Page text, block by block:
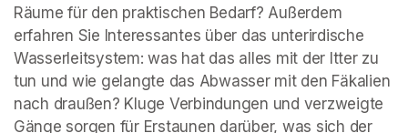
Räume für den praktischen Bedarf? Außerdem
erfahren Sie Interessantes über das unterirdische
Wasserleitsystem: was hat das alles mit der Itter zu
tun und wie gelangte das Abwasser mit den Fäkalien
nach draußen? Kluge Verbindungen und verzweigte
Gänge sorgen für Erstaunen darüber, was sich der